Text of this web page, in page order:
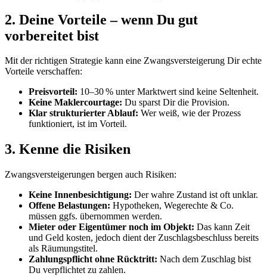
2. Deine Vorteile – wenn Du gut
vorbereitet bist
Mit der richtigen Strategie kann eine Zwangsversteigerung Dir echte
Vorteile verschaffen:
Preisvorteil: 10–30 % unter Marktwert sind keine Seltenheit.
Keine Maklercourtage: Du sparst Dir die Provision.
Klar strukturierter Ablauf: Wer weiß, wie der Prozess
funktioniert, ist im Vorteil.
3. Kenne die Risiken
Zwangsversteigerungen bergen auch Risiken:
Keine Innenbesichtigung: Der wahre Zustand ist oft unklar.
Offene Belastungen: Hypotheken, Wegerechte & Co.
müssen ggfs. übernommen werden.
Mieter oder Eigentümer noch im Objekt: Das kann Zeit
und Geld kosten, jedoch dient der Zuschlagsbeschluss bereits
als Räumungstitel.
Zahlungspflicht ohne Rücktritt: Nach dem Zuschlag bist
Du verpflichtet zu zahlen.